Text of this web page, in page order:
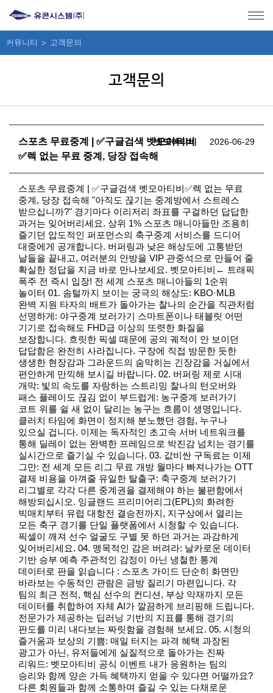
커뮤니티 고객문의
고객문의
2026-06-29
스포츠 무료중계 | ✅구글검색 벳모아티비
✅렉 없는 무료 중계, 당장 접속해
벳모아티비
스포츠 무료중계 | ✅구글검색 벳모아티비✅렉 없는 무료
중계, 당장 접속해 "아직도 끊기는 중계방에서 스트레스
받으십니까?" 경기마다 이리저리 좌표를 구걸하던 답답한
과거는 잊어버리세요. 상위 1% 스포츠 매니아들만 조용히
즐기던 압도적인 퍼포먼스의 축구중계 서비스를 드디어
대중에게 공개합니다. 버퍼링과 낮은 해상도에 고통받던
날들을 끝내고, 여러분의 안방을 VIP 관중석으로 만들어 줄
확실한 정답을 지금 바로 만나보세요. 벳모아티비← 트래픽
폭주 전 즉시 입장! 전 세계 스포츠 매니아들의 1순위
놀이터 01. 솜털까지 보이는 궁극의 해상도: KBO·MLB
완벽 지원 타자의 배트가 돌아가는 찰나의 순간을 직관처럼
선명하게: 야구중계 보러가기 스마트폰이나 태블릿 어떤
기기로 접속해도 FHD급 이상의 또렷한 화질을
보장합니다. 흐릿한 픽셀 때문에 공의 궤적이 안 보이던
답답함은 완전히 사라집니다. 구장에 직접 방문한 듯한
생생한 현장감과 그라운드의 숨막히는 긴장감을 거실에서
편안하게 만끽해 보시길 바랍니다. 02. 버퍼링 제로 시대
개막: 빛의 속도를 자랑하는 스트리밍 찰나의 턴오버와
패스 플레이도 끊김 없이 부드럽게: 농구중계 보러가기
코트 위를 쉴 새 없이 달리는 농구는 흐름이 생명입니다.
클러치 타임에 화면이 정지해 분노했던 경험, 누구나
있으실 겁니다. 이제는 독자적인 초고속 서버 네트워크를
통해 딜레이 없는 완벽한 프레임으로 박진감 넘치는 경기를
실시간으로 즐기실 수 있습니다. 03. 값비싼 구독료는 이제
그만: 전 세계 모든 리그 무료 개방 월마다 빠져나가는 OTT
결제 비용을 아껴줄 유일한 탈출구: 축구중계 보러가기
리그별로 각각 다른 중계권을 결제해야 하는 불편함에서
해방되십시오. 잉글랜드 프리미어리그(EPL)의 화려한
빅매치부터 유럽 대항전 결승전까지, 지구상에서 열리는
모든 축구 경기를 단일 플랫폼에서 시청할 수 있습니다.
픽셀이 깨져 선수 얼굴도 구별 못 하던 과거는 과감하게
잊어버리세요. 04. 맹목적인 감은 버려라: 날카로운 데이터
기반 승부 예측 주관적인 감정이 아닌 냉철한 통계
데이터로 판을 읽습니다 : 스포츠 가이드 단순히 화면만
바라보는 수동적인 관람은 금방 질리기 마련입니다. 각
팀의 최근 전적, 핵심 선수의 컨디션, 부상 악재까지 모든
데이터를 취합하여 자체 AI가 깔끔하게 브리핑해 드립니다.
전문가가 제공하는 딥러닝 기반의 지표를 통해 경기의
판도를 미리 내다보는 짜릿함을 경험해 보세요. 05. 시청의
즐거움과 보상의 기쁨: 매일 터지는 파격 혜택 과장된
광고가 아닌, 유저들에게 실질적으로 돌아가는 진짜
리워드: 벳모아티비 공식 이벤트 내가 응원하는 팀의
승리와 함께 양손 가득 혜택까지 얻을 수 있다면 어떨까요?
다른 회원들과 함께 소통하며 즐길 수 있는 다채로운